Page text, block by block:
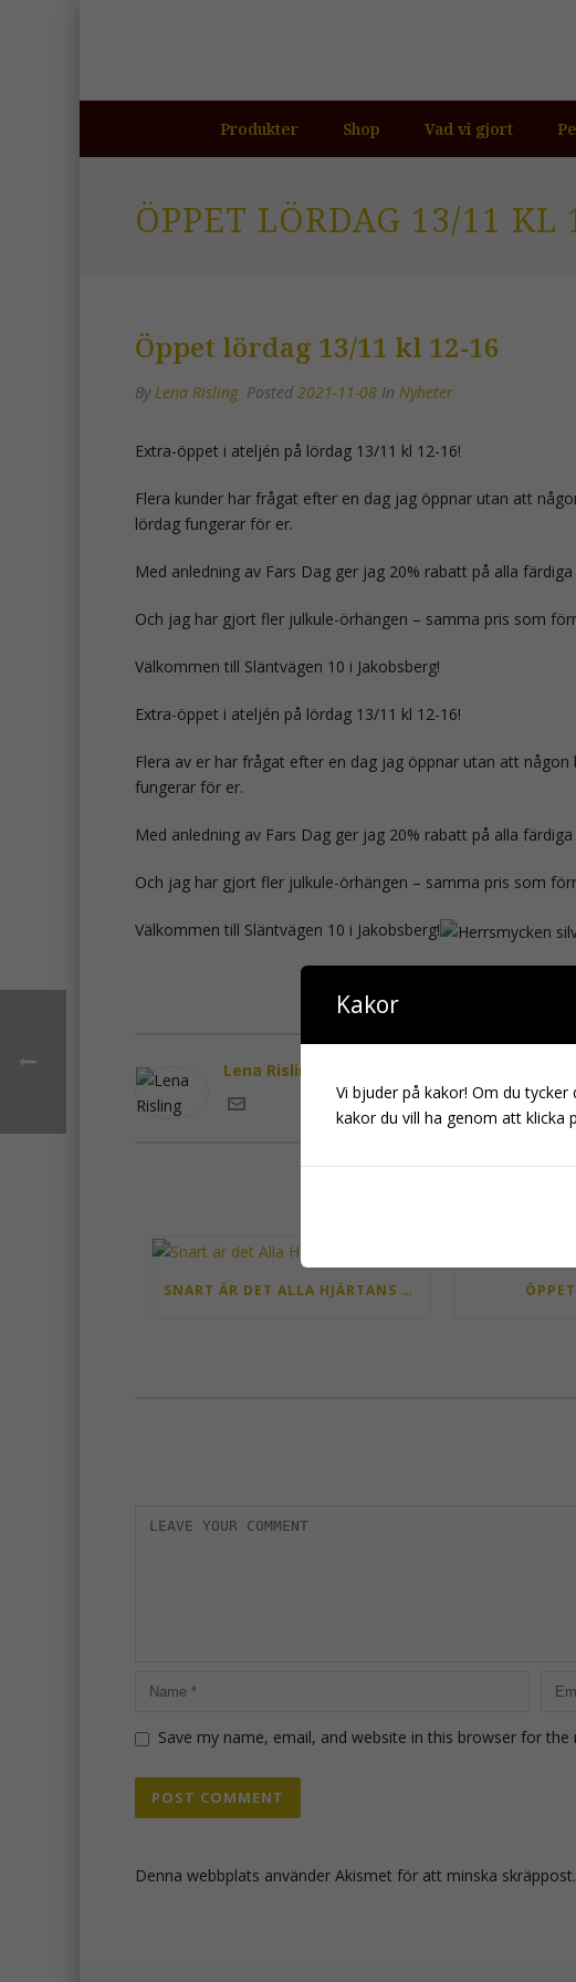
Produkter Shop Vad vi gjort
ÖPPET LÖRDAG 13/11 KL
Öppet lördag 13/11 kl 12-16
ByLena Risling Posted 2021-11-08 In Nyheter
Extra-öppet i ateljén på lördag 13/11 kl 12-16!
Flera kunder har frågat efter en dag jag öppnar utan att
lördag fungerar för er.
Med anledning av Fars Dag ger jag 20% rabatt på alla
Och jag har gjort fler julkule-örhängen – samma pris som
Välkommen till Släntvägen 10 i Jakobsberg!
Extra-öppet i ateljén på lördag 13/11 kl 12-16!
Flera av er har frågat efter en dag jag öppnar utan att
fungerar för er.
Med anledning av Fars Dag ger jag 20% rabatt på alla
Och jag har gjort fler julkule-örhängen – samma pris som
Välkommen till Släntvägen 10 i Jakobsberg!
Lena Risling
SNART ÄR DET ALLA HJÄRTANS DAG!
Save my name, email, and website in this browser for
Denna webbplats använder Akismet för att minska skräppost.
Kakor
Vi bjuder på kakor! Om du
kakor du vill ha genom att klicka